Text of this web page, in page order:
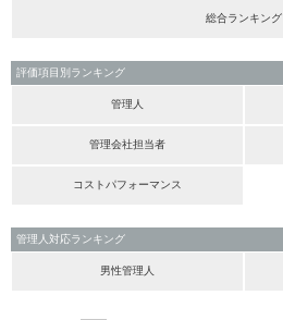
総合ランキング
評価項目別ランキング
管理人
管理会社担当者
コストパフォーマンス
管理人対応ランキング
男性管理人